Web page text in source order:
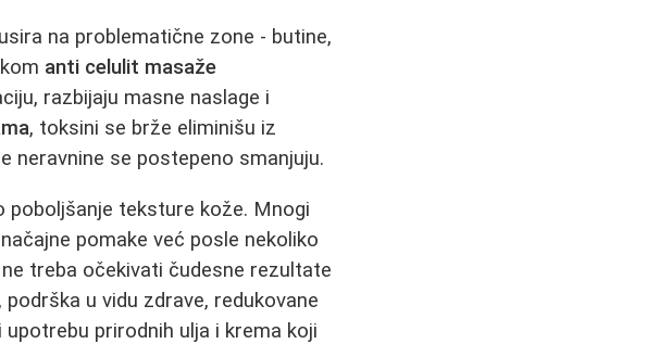
na problematične zone - butine,
anti celulit masaže
razbijaju masne naslage i
, toksini se brže eliminišu iz
neravnine se postepeno smanjuju.
poboljšanje teksture kože. Mnogi
pomake već posle nekoliko
ne treba očekivati čudesne rezultate
u vidu zdrave, redukovane
upotrebu prirodnih ulja i krema koji